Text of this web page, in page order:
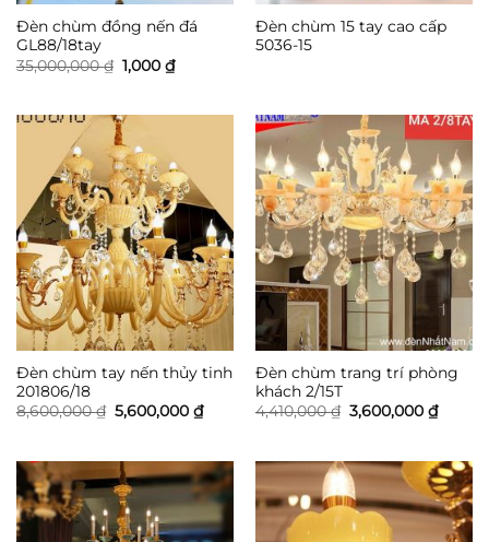
Đèn chùm đồng nến đá
GL88/18tay
35,000,000₫ Giá
gốc
1,000 ₫Giá
hiện
Đèn chùm 15 tay cao cấp
5036-15
Đèn chùm tay nến thủy tinh
201806/18
8,600,000₫ Giá
gốc
5,600,000 ₫Giá
hiện
5,600,000 ₫.
Đèn chùm trang trí phòng
khách 2/15T
4,410,000₫ Giá
gốc
3,600,000 ₫Giá
hiện